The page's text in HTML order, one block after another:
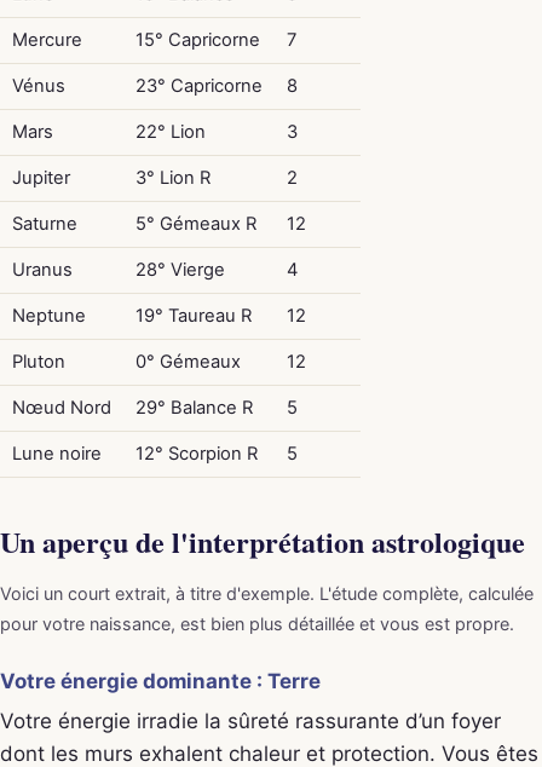
Mercure 15° Capricorne 7
Vénus 23° Capricorne 8
Mars 22° Lion 3
Jupiter 3° Lion R 2
Saturne 5° Gémeaux R 12
Uranus 28° Vierge 4
Neptune 19° Taureau R 12
Pluton 0° Gémeaux 12
Nœud Nord 29° Balance R 5
Lune noire 12° Scorpion R 5
Un aperçu de l'interprétation astrologique
Voici un court extrait, à titre d'exemple. L'étude complète, calculée
pour votre naissance, est bien plus détaillée et vous est propre.
Votre énergie dominante : Terre
Votre énergie irradie la sûreté rassurante d’un foyer
dont les murs exhalent chaleur et protection. Vous êtes